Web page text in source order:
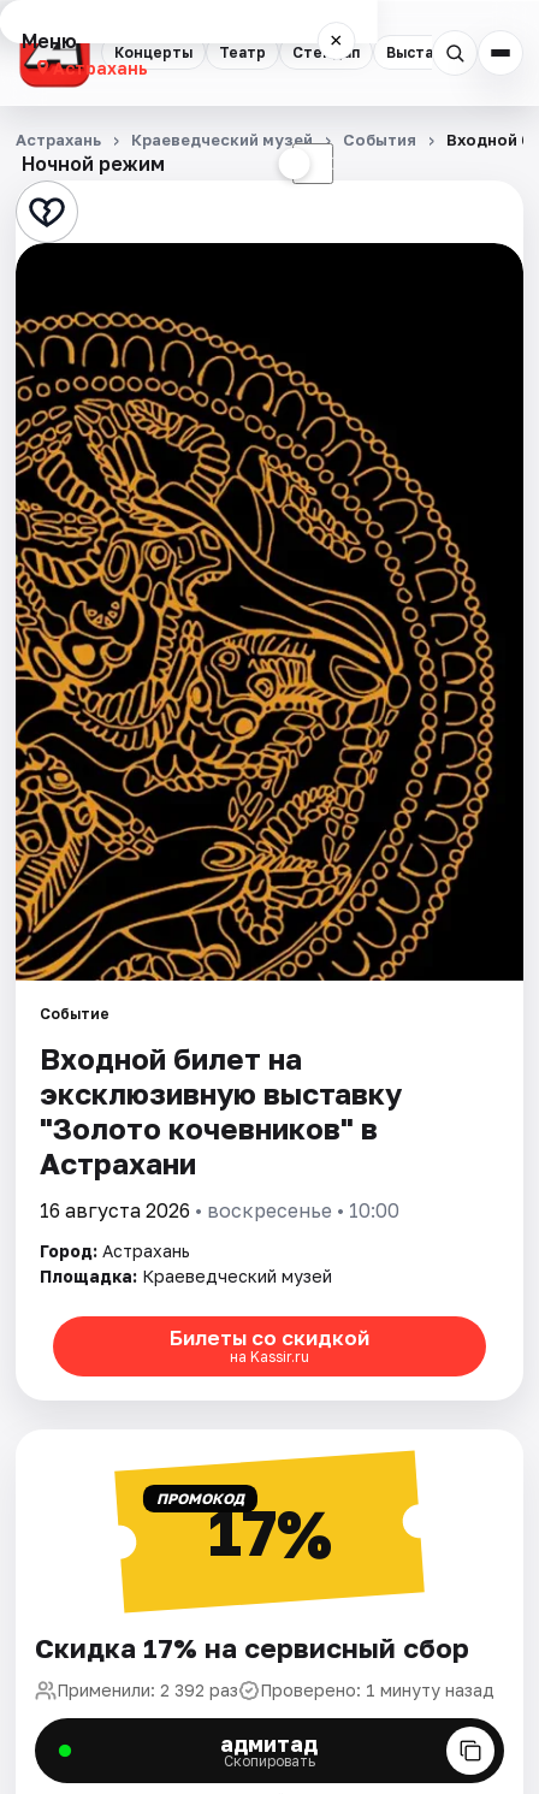
Концерты Театр Стендап Выставки
Меню ×
Астрахань
Концерты
Театр
Стендап
Квесты
Экскурсии
Спорт
События
Города
Площадки
Артисты
Рейтинги
Ночной режим ☾
Астрахань Краеведческий музей События Входной
Событие
Входной билет на
эксклюзивную выставку
"Золото кочевников" в
Астрахани
16 августа 2026 • воскресенье • 10:00
Город: Астрахань
Площадка: Краеведческий музей
Билеты со скидкой
на Kassir.ru
ПРОМОКОД17%
Скидка 17% на сервисный сбор
Применили: 2 392 раз Проверено: 1 минуту назад
адмитад
Скопировать